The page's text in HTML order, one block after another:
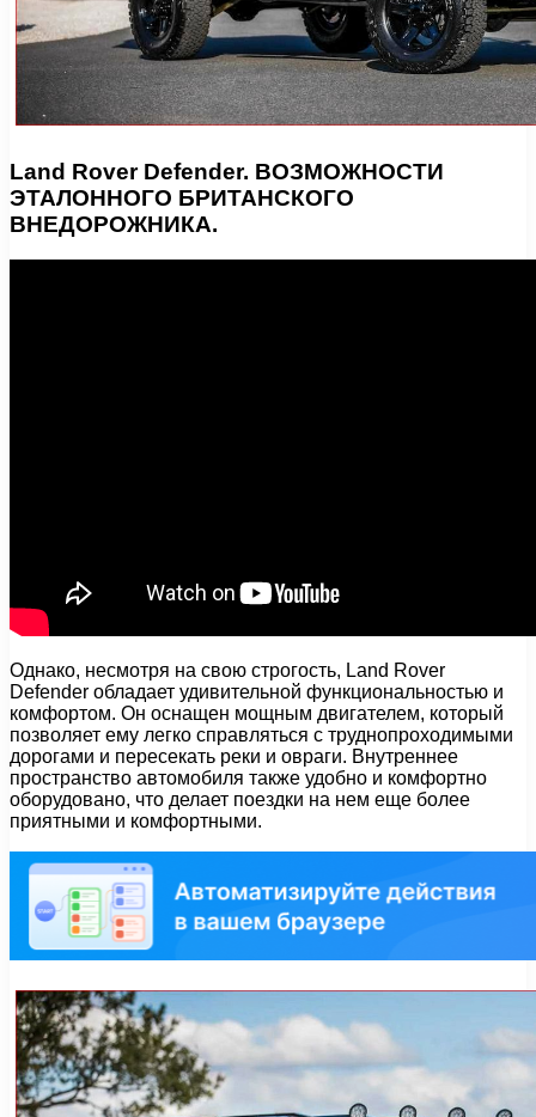
Land Rover Defender. ВОЗМОЖНОСТИ
ЭТАЛОННОГО БРИТАНСКОГО
ВНЕДОРОЖНИКА.
Однако, несмотря на свою строгость, Land Rover
Defender обладает удивительной функциональностью и
комфортом. Он оснащен мощным двигателем, который
позволяет ему легко справляться с труднопроходимыми
дорогами и пересекать реки и овраги. Внутреннее
пространство автомобиля также удобно и комфортно
оборудовано, что делает поездки на нем еще более
приятными и комфортными.